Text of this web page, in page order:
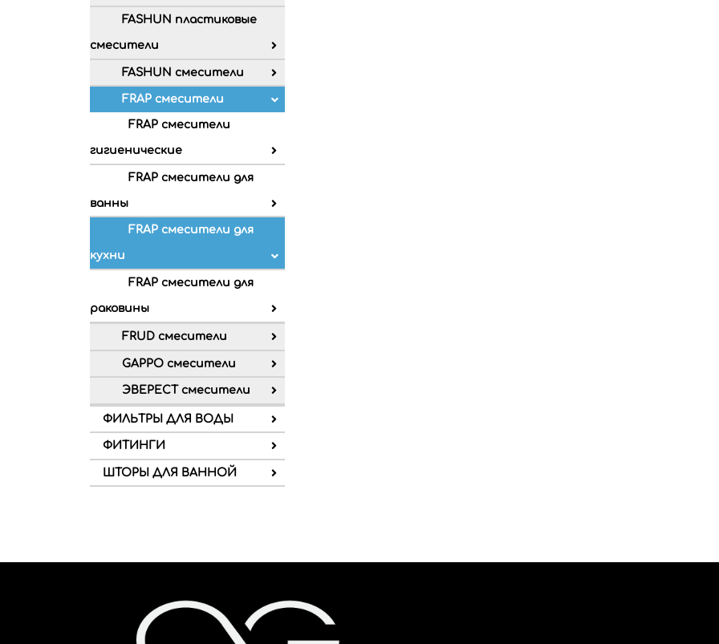
FASHUN пластиковые
смесители
FASHUN смесители
FRAP смесители
FRAP смесители
гигиенические
FRAP смесители для
ванны
FRAP смесители для
кухни
FRAP смесители для
раковины
FRUD смесители
GAPPO смесители
ЭВЕРЕСТ смесители
ФИЛЬТРЫ ДЛЯ ВОДЫ
ФИТИНГИ
ШТОРЫ ДЛЯ ВАННОЙ